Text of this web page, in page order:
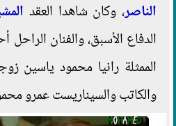
الناصر، وكان شاهدا العقد
الدفاع الأسبق، والفنان
الممثلة رانيا محمود ياسين
والكاتب والسيناريست عمرو